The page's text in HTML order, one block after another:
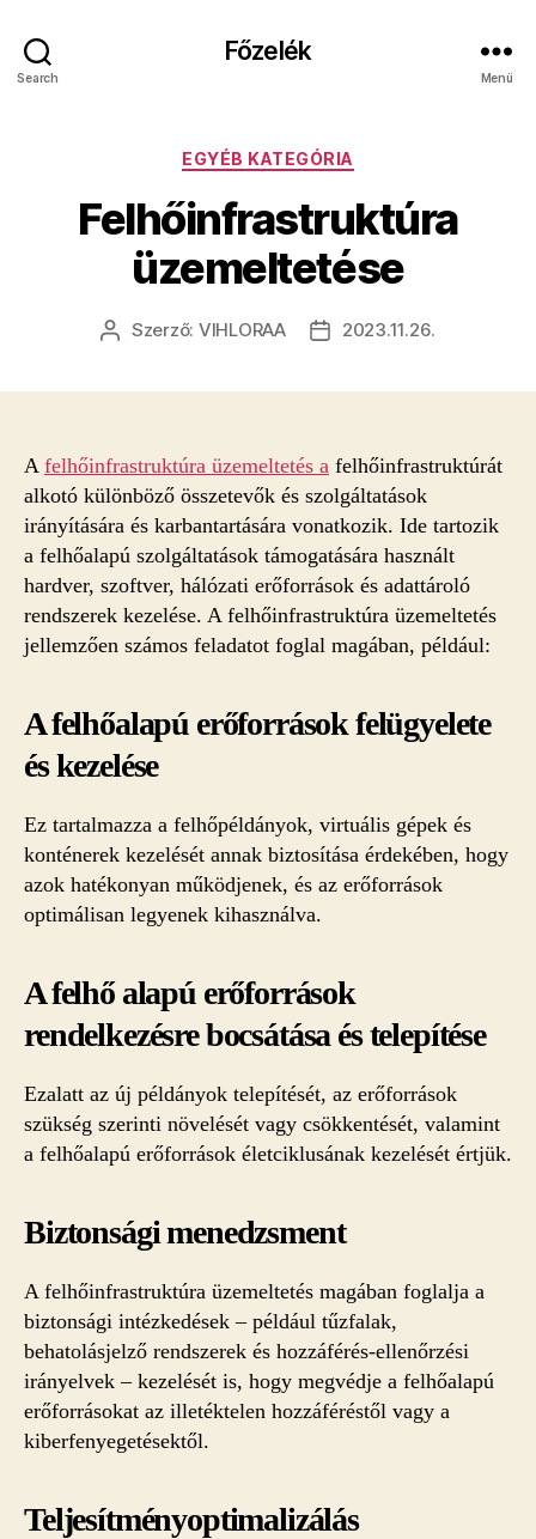
Search
Főzelék
Menü
Kategóriák
EGYÉB KATEGÓRIA
Felhőinfrastruktúra
üzemeltetése
Bejegyzés
Szerző: VIHLORAA
Bejegyzés
2023.11.26.
A felhőinfrastruktúra üzemeltetés a felhőinfrastruktúrát
alkotó különböző összetevők és szolgáltatások
irányítására és karbantartására vonatkozik. Ide tartozik
a felhőalapú szolgáltatások támogatására használt
hardver, szoftver, hálózati erőforrások és adattároló
rendszerek kezelése. A felhőinfrastruktúra üzemeltetés
jellemzően számos feladatot foglal magában, például:
A felhőalapú erőforrások felügyelete
és kezelése
Ez tartalmazza a felhőpéldányok, virtuális gépek és
konténerek kezelését annak biztosítása érdekében, hogy
azok hatékonyan működjenek, és az erőforrások
optimálisan legyenek kihasználva.
A felhő alapú erőforrások
rendelkezésre bocsátása és telepítése
Ezalatt az új példányok telepítését, az erőforrások
szükség szerinti növelését vagy csökkentését, valamint
a felhőalapú erőforrások életciklusának kezelését értjük.
Biztonsági menedzsment
A felhőinfrastruktúra üzemeltetés magában foglalja a
biztonsági intézkedések – például tűzfalak,
behatolásjelző rendszerek és hozzáférés-ellenőrzési
irányelvek – kezelését is, hogy megvédje a felhőalapú
erőforrásokat az illetéktelen hozzáféréstől vagy a
kiberfenyegetésektől.
Teljesítményoptimalizálás